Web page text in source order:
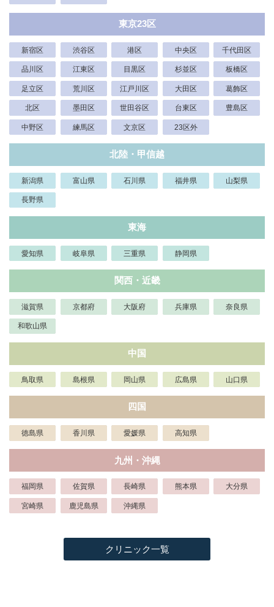
東京23区
新宿区 渋谷区 港区 中央区 千代田区
品川区 江東区 目黒区 杉並区 板橋区
足立区 荒川区 江戸川区 大田区 葛飾区
北区 墨田区 世田谷区 台東区 豊島区
中野区 練馬区 文京区 23区外
北陸・甲信越
新潟県 富山県 石川県 福井県 山梨県
長野県
東海
愛知県 岐阜県 三重県 静岡県
関西・近畿
滋賀県 京都府 大阪府 兵庫県 奈良県
和歌山県
中国
鳥取県 島根県 岡山県 広島県 山口県
四国
徳島県 香川県 愛媛県 高知県
九州・沖縄
福岡県 佐賀県 長崎県 熊本県 大分県
宮崎県 鹿児島県 沖縄県
クリニック一覧